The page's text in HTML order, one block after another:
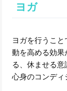
ヨガ
ヨガを行うこ
動を高める効
る、休ませる意
心身のコンディ